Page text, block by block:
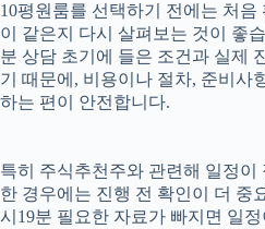
10평원룸를 선택하기 전에는 처
이 같은지 다시 살펴보는 것이 좋
분 상담 초기에 들은 조건과 실제
기 때문에, 비용이나 절차, 준비사
하는 편이 안전합니다.
특히 주식추천주와 관련해 일정이
한 경우에는 진행 전 확인이 더 중
시19분 필요한 자료가 빠지면 일